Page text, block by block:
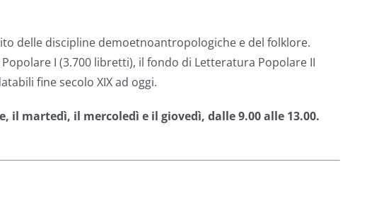
delle discipline demoetnoantropologiche e del folklore.
I (3.700 libretti), il fondo di Letteratura Popolare II
fine secolo XIX ad oggi.
il martedì, il mercoledì e il giovedì, dalle 9.00 alle 13.00.